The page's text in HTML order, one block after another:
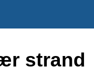
strand